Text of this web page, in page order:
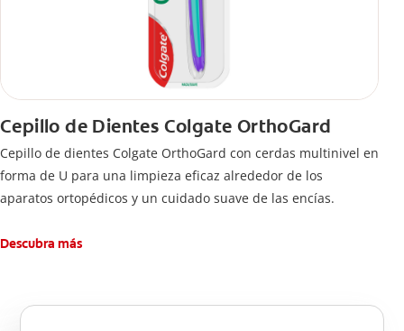
Cepillo de Dientes Colgate OrthoGard
Cepillo de dientes Colgate OrthoGard con cerdas multinivel en
forma de U para una limpieza eficaz alrededor de los
aparatos ortopédicos y un cuidado suave de las encías.
Descubra más